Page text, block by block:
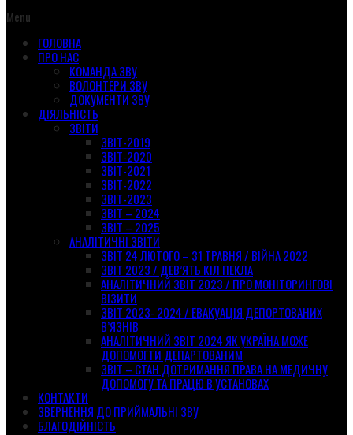
Menu
ГОЛОВНА
ПРО НАС
КОМАНДА ЗВУ
ВОЛОНТЕРИ ЗВУ
ДОКУМЕНТИ ЗВУ
ДІЯЛЬНІСТЬ
ЗВІТИ
ЗВІТ-2019
ЗВІТ-2020
ЗВІТ-2021
ЗВІТ-2022
ЗВІТ-2023
ЗВІТ – 2024
ЗВІТ – 2025
АНАЛІТИЧНІ ЗВІТИ
ЗВІТ 24 ЛЮТОГО – 31 ТРАВНЯ / ВІЙНА 2022
ЗВІТ 2023 / ДЕВ’ЯТЬ КІЛ ПЕКЛА
АНАЛІТИЧНИЙ ЗВІТ 2023 / ПРО МОНІТОРИНГОВІ
ВІЗИТИ
ЗВІТ 2023- 2024 / ЕВАКУАЦІЯ ДЕПОРТОВАНИХ
В’ЯЗНІВ
АНАЛІТИЧНИЙ ЗВІТ 2024 ЯК УКРАЇНА МОЖЕ
ДОПОМОГТИ ДЕПАРТОВАНИМ
ЗВІТ – СТАН ДОТРИМАННЯ ПРАВА НА МЕДИЧНУ
ДОПОМОГУ ТА ПРАЦЮ В УСТАНОВАХ
КОНТАКТИ
ЗВЕРНЕННЯ ДО ПРИЙМАЛЬНІ ЗВУ
БЛАГОДІЙНІСТЬ